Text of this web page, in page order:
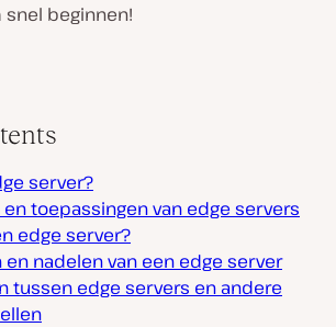
snel beginnen!
server?
toepassingen van edge servers
edge server?
en nadelen van een edge server
tussen edge servers en andere